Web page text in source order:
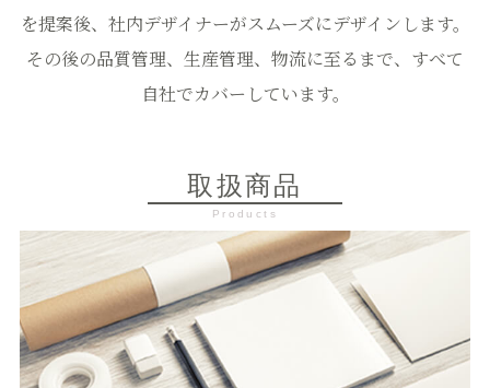
を提案後、社内デザイナーがスムーズにデザインします。
その後の品質管理、生産管理、物流に至るまで、すべて
自社でカバーしています。
取扱商品